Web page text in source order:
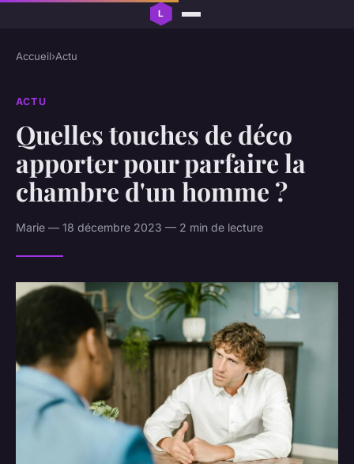
Accueil›Actu
ACTU
Quelles touches de déco
apporter pour parfaire la
chambre d'un homme ?
Marie — 18 décembre 2023 — 2 min de lecture